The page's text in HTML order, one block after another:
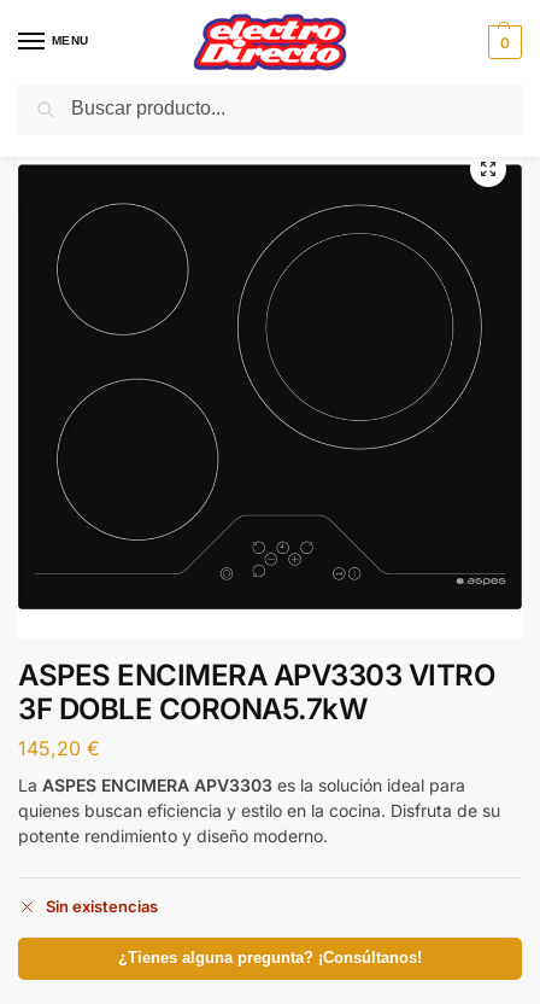
MENU 0
Inicio Gama blanca Encimeras
ASPES ENCIMERA APV3303 VITRO
3F DOBLE CORONA5.7kW
145,20 €
La ASPES ENCIMERA APV3303 es la solución ideal para
quienes buscan eficiencia y estilo en la cocina. Disfruta de su
potente rendimiento y diseño moderno.
Sin existencias
¿Tienes alguna pregunta? ¡Consúltanos!